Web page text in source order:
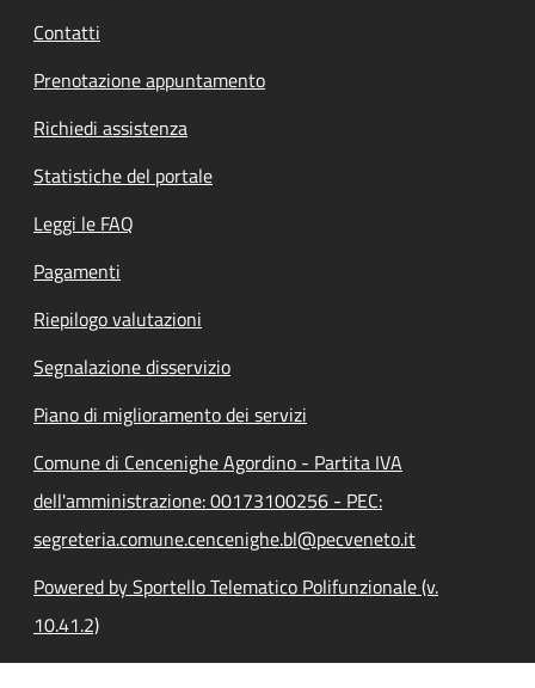
Contatti
Prenotazione appuntamento
Richiedi assistenza
Statistiche del portale
Leggi le FAQ
Pagamenti
Riepilogo valutazioni
Segnalazione disservizio
Piano di miglioramento dei servizi
Comune di Cencenighe Agordino - Partita IVA
dell'amministrazione: 00173100256 - PEC:
segreteria.comune.cencenighe.bl@pecveneto.it
Powered by Sportello Telematico Polifunzionale (v.
10.41.2)